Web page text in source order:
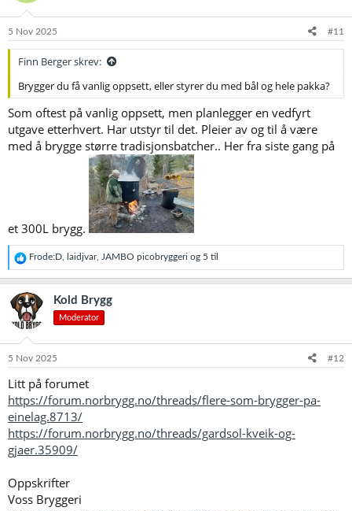
5 Nov 2025 #11
Finn Berger skrev:
Brygger du få vanlig oppsett, eller styrer du med bål og hele pakka?
Som oftest på vanlig oppsett, men planlegger en vedfyrt
utgave etterhvert. Har utstyr til det. Pleier av og til å være
med å brygge større tradisjonsbatcher.. Her fra siste gang på
et 300L brygg.
R
e
a
k
s
j
o
e
:
Frode:D laidjvar, JAMBO picobryggeri og 5 til
Kold Brygg
Moderator
5 Nov 2025 #12
Litt på forumet
https://forum.norbrygg.no/threads/flere-som-brygger-pa-
einelag.8713/
https://forum.norbrygg.no/threads/gardsol-kveik-og-
gjaer.35909/
Oppskrifter
Voss Bryggeri